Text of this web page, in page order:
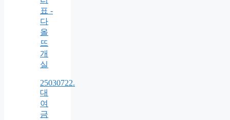
표 -
다
올
뜨
개
실
25030722.
대
여
금